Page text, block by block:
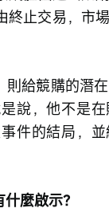
終止交易，市
則給競購的潛
說，他不是
件的結局，
麼啟示？